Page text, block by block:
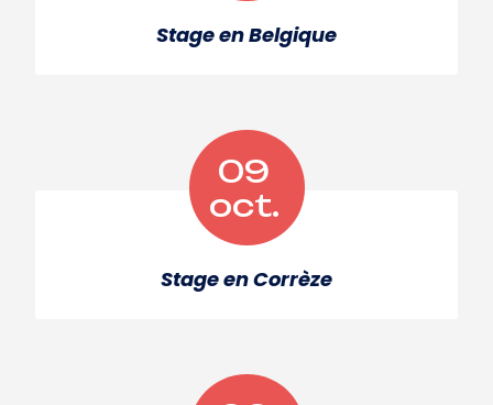
Stage en Belgique
09
oct.
Stage en Corrèze